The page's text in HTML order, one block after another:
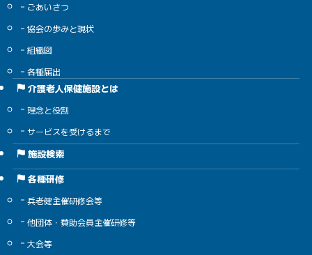
ごあいさつ
協会の歩みと現状
組織図
各種届出
介護老人保健施設とは
理念と役割
サービスを受けるまで
施設検索
各種研修
兵老健主催研修会等
他団体・賛助会員主催研修等
大会等